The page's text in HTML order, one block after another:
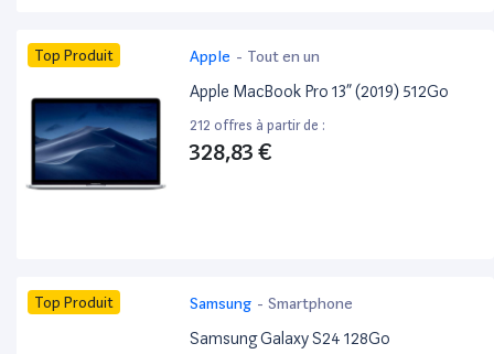
Top Produit Apple - Tout en un
Apple MacBook Pro 13” (2019) 512Go
212 offres à partir de :
328,83 €
Top Produit Samsung - Smartphone
Samsung Galaxy S24 128Go